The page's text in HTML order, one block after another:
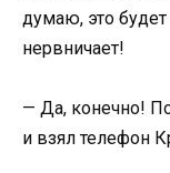
думаю, это
нервничает!
— Да, конечно!
и взял телефон